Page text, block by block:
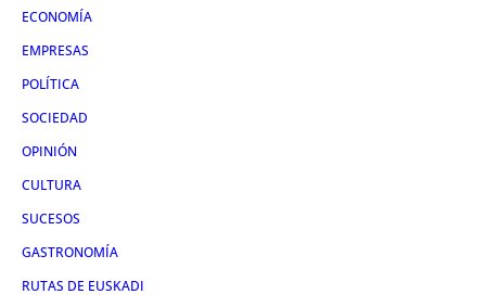
ECONOMÍA
EMPRESAS
POLÍTICA
SOCIEDAD
OPINIÓN
CULTURA
SUCESOS
GASTRONOMÍA
RUTAS DE EUSKADI